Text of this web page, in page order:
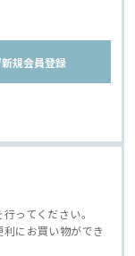
規会員登録
ってください。
にお買い物ができ